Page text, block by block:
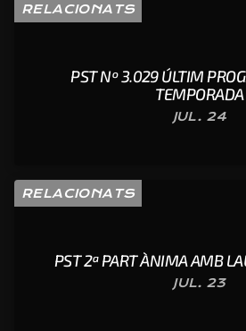
RELACIONATS
PST Nº 3.029 ÚLTIM
TEMPORADA
JUL. 24
RELACIONATS
PST 2ª PART ÀNIMA AMB
JUL. 23